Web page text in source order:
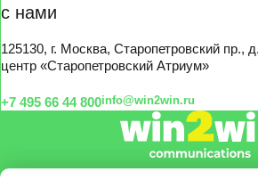
с нами
125130, г. Москва, Старопетровский пр.,
центр «Старопетровский Атриум»
+7 495 66 44 800info@win2win.ru